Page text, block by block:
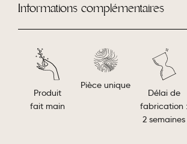
Informations complémentaires
Produit
fait main
Pièce unique
Délai de
fabrication :
2 semaines